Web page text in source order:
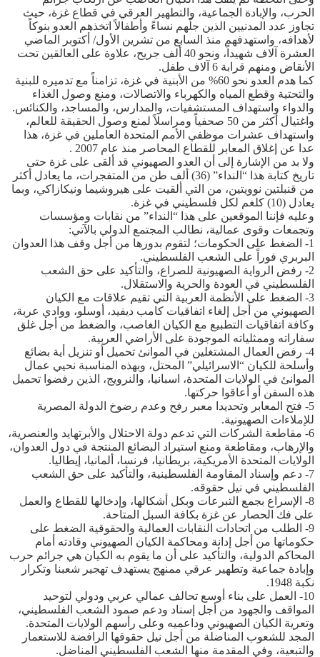
الحرب، والإبادة الجماعية، والتطهير العرقي في قطاع غزة، حيث
تجاوز عدد المدنيين الذين جلّهم نساءً وأطفالاً اتخذهم العدو بنوكاً
لأهدافه، واستهدفهم منذ السابع من تشرين الأول/ أكتوبر الماضي
العشرة آلاف شهيداً، ونحو 40 ألف جريح، علاوة على العالقين تحت
الأنقاض ومنهم قرابة 6 آلاف طفل.
كما هدم العدو نحو 60% من الأبنية في غزة، تزامناً مع تدميره للبنية
والتحتية وقطع المياه والكهرباء والاتصالات، ومنع وصول الغذاء
والدواء واستهداف المستشفيات، والمدارس، والمساجد، والكنائس.
واغتيال أكثر من 50 صحفياً ومراسلاً لمنع وصول الحقيقة للعالم،
واستهداف عشرات موظفي الأمم المتحدة العاملين في غزة، هذا
عدا عن إغلاق المعابر للقطاع المحاصر منذ عام 2007 .
ولا بد من الإشارة إلى أن العدو الصهيوني قد ألقى على غزة حتى
تاريخ كتابة هذا “النداء” (36) ألف طن من المتفجرات، ما يعادل أكثر
من قنبلتين نوويتين، من التي ألقيت على هيروشيما ونيكازاكي، وبما
يعادل (10) كلغم لكل فلسطيني في غزة.
وعليه فإننا الموقعين على هذا “النداء” من نقابات ومؤسسات
وتجمعات وقوى عمالية، نطالب المجتمع الدولي بالآتي:
1- الضغط على الحكومات؛ لتقوم بدورها من أجل وقف هذا العدوان
البربري فوراً على الشعب الفلسطيني.
2- رفض الرواية الصهيونية للصراع، والتأكيد على حق الشعب
الفلسطيني في العودة والحرية والاستقلال.
3- الضغط على الأنظمة العربية التي تقيم علاقات مع الكيان
الصهيوني من أجل إلغاء اتفاقيات كامب ديفيد، أوسلو، ووادي عربة،
وكافة اتفاقيات التطبيع مع الكيان الغاصب، والضغط من أجل غلق
سفاراته وممثلياته الموجودة على الأراضي العربية.
4- رفض العمال المشتغلين في الموانئ تحميل أو تنزيل أية بضائع
وأسلحة للكيان “الاسرائيلي” المحتل، وبهذه المناسبة نحيي عمال
الموانئ في الولايات المتحدة، اسبانيا، والنرويج، الذين رفضوا تحميل
هذه السفن أو أعاقوا حركتها.
5- فتح المعابر وتحديدا معبر رفح وعدم رضوخ الدولة المصرية
للإملاءات الصهيونية.
6- مقاطعة الشركات التي تدعم دولة الاحتلال والأبرتهايد والعنصرية،
والإرهاب، ومقاطعة ومنع استيراد البضائع المنتجة في دول العدوان،
الولايات المتحدة الأمريكية، بريطانيا، فرنسا، ألمانيا، إيطاليا.
7- دعم وإسناد المقاومة الفلسطينية، والتأكيد على حق الشعب
الفلسطيني في نيل حقوقه.
8- الإسراع بجمع التبرعات وبكل أشكالها، وإدخالها للقطاع والعمل
على فك الحصار عن غزة بكافة السبل المتاحة.
9- الطلب من اتحادات النقابات العمالية والحقوقية الضغط على
حكوماتها من أجل إدانة ومحاكمة الكيان الصهيوني وقادته أمام
المحاكم الدولية، والتأكيد على أن ما يقوم به الكيان هي جرائم حرب
وإبادة جماعية وتطهير عرقي ممنهج يستهدف تهجير شعبنا وتكرار
نكبة 1948.
10- العمل على بناء أوسع تحالف عمالي عربي ودولي لتوحيد
المواقف والجهود من أجل إسناد ودعم صمود الشعب الفلسطيني،
وتعرية الكيان الصهيوني وداعميه وعلى رأسهم الولايات المتحدة.
المجد للشعوب المناضلة من أجل نيل حقوقها الرافضة للاستعمار
والتبعية، وفي المقدمة منها الشعب الفلسطيني المناضل.